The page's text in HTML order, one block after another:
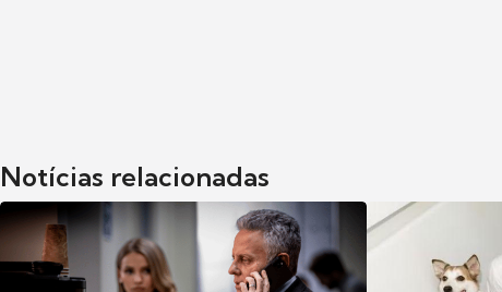
Notícias relacionadas